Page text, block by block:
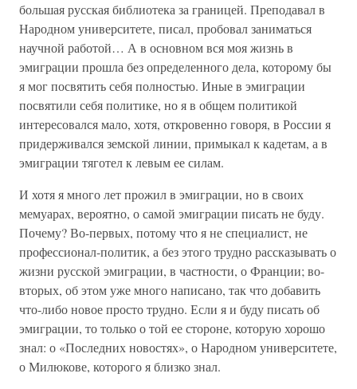
большая русская библиотека за границей. Преподавал в
Народном университете, писал, пробовал заниматься
научной работой… А в основном вся моя жизнь в
эмиграции прошла без определенного дела, которому бы
я мог посвятить себя полностью. Иные в эмиграции
посвятили себя политике, но я в общем политикой
интересовался мало, хотя, откровенно говоря, в России я
придерживался земской линии, примыкал к кадетам, а в
эмиграции тяготел к левым ее силам.
И хотя я много лет прожил в эмиграции, но в своих
мемуарах, вероятно, о самой эмиграции писать не буду.
Почему? Во-первых, потому что я не специалист, не
профессионал-политик, а без этого трудно рассказывать о
жизни русской эмиграции, в частности, о Франции; во-
вторых, об этом уже много написано, так что добавить
что-либо новое просто трудно. Если я и буду писать об
эмиграции, то только о той ее стороне, которую хорошо
знал: о «Последних новостях», о Народном университете,
о Милюкове, которого я близко знал.